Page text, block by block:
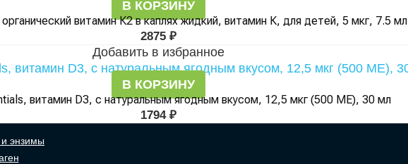
В КОРЗИНУ
витамин К2 в каплях жидкий, витамин К, для детей, 5 мкг, 7.5 мл
2875 ₽
Добавить в избранное
В КОРЗИНУ
витамин D3, с натуральным ягодным вкусом, 12,5 мкг (500 МЕ), 30 мл
1794 ₽
энзимы